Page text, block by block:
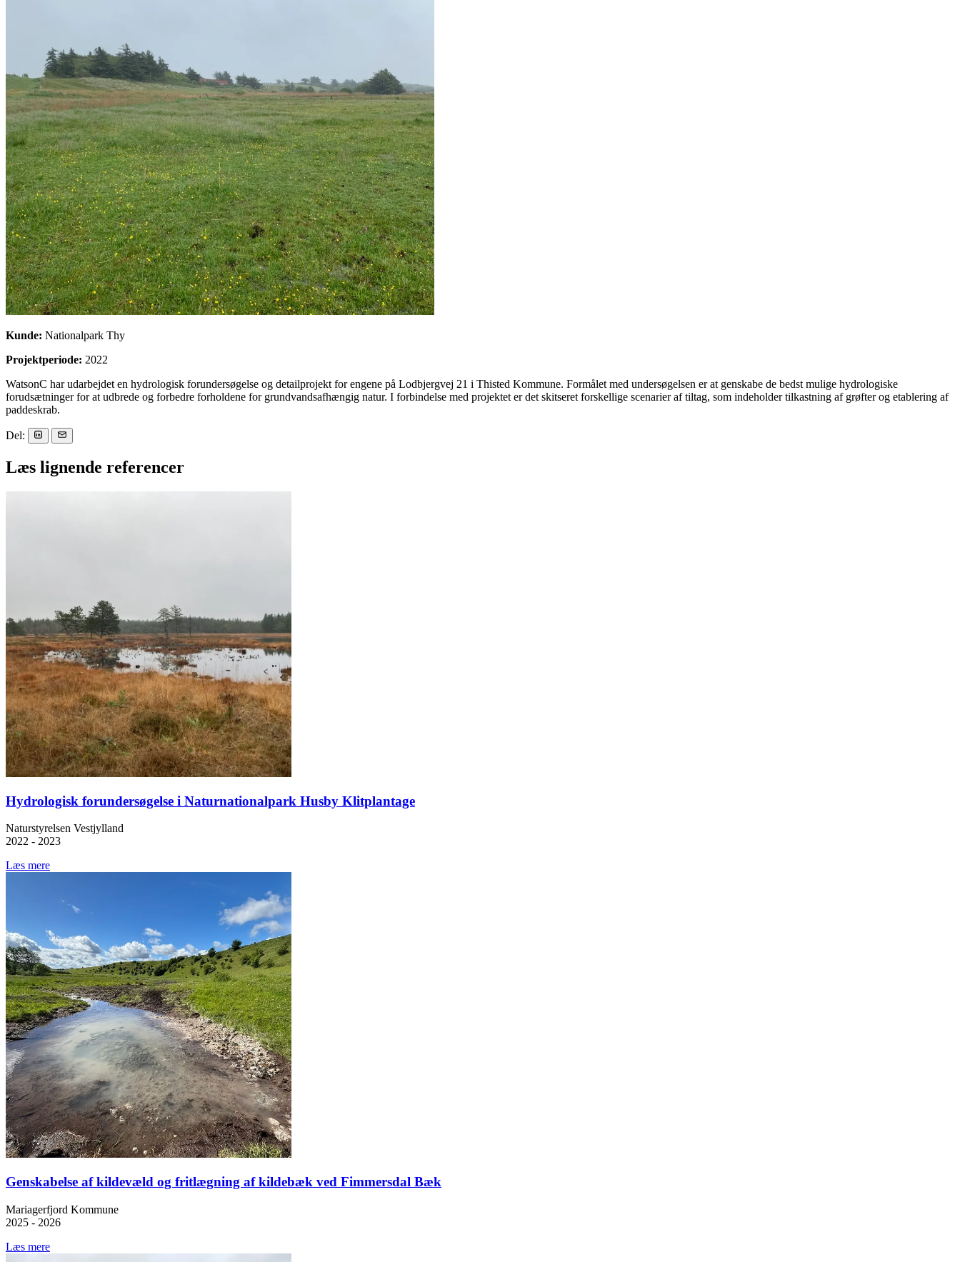
Kunde: Nationalpark Thy
Projektperiode: 2022
WatsonC har udarbejdet en hydrologisk forundersøgelse og detailprojekt for engene på Lodbjergvej 21 i Thisted Kommune. Formålet med undersøgelsen er at genskabe de bedst mulige hydrologiske
forudsætninger for at udbrede og forbedre forholdene for grundvandsafhængig natur. I forbindelse med projektet er det skitseret forskellige scenarier af tiltag, som indeholder tilkastning af grøfter og etablering af
paddeskrab.
Del:
Læs lignende referencer
Hydrologisk forundersøgelse i Naturnationalpark Husby Klitplantage
Naturstyrelsen Vestjylland
2022 - 2023
Læs mere
Genskabelse af kildevæld og fritlægning af kildebæk ved Fimmersdal Bæk
Mariagerfjord Kommune
2025 - 2026
Læs mere